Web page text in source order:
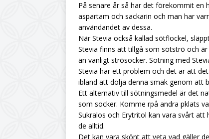
På senare år så har det förekommit en
aspartam och sackarin och man har
användandet av dessa.
När Stevia också kallad sötflockel,
Stevia finns att tillgå som sötströ och
än vanligt strösocker. Sötning med
Stevia har ett problem och det är att
ibland att dölja denna smak genom att
Ett alternativ till sötningsmedel är det
som socker. Komme rpå andra pklats
Sukralos och Erytritol kan vara svårt
de alltid.
Det kan vara skönt att veta vad gäller